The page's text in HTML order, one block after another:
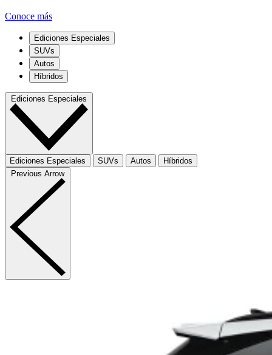
Conoce más
Ediciones Especiales
SUVs
Autos
Híbridos
Ediciones Especiales
Ediciones Especiales SUVs Autos
Híbridos
Previous Arrow